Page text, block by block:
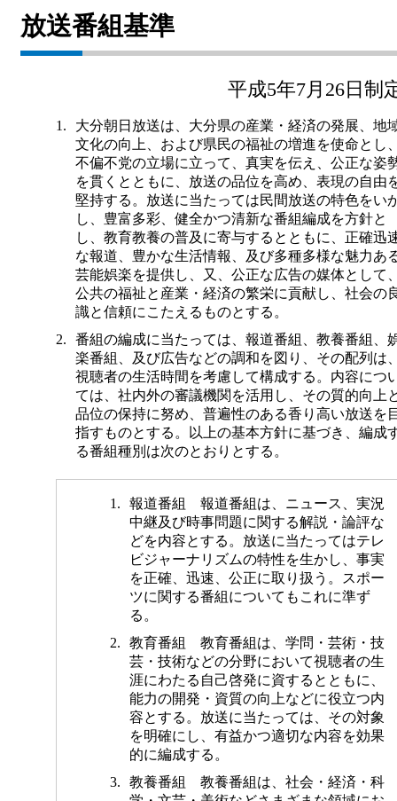
放送番組基準
平成5年7月26日制
大分朝日放送は、大分県の産業・経済の発展、地
文化の向上、および県民の福祉の増進を使命とし
不偏不党の立場に立って、真実を伝え、公正な姿
を貫くとともに、放送の品位を高め、表現の自由
堅持する。放送に当たっては民間放送の特色をい
し、豊富多彩、健全かつ清新な番組編成を方針と
し、教育教養の普及に寄与するとともに、正確迅
な報道、豊かな生活情報、及び多種多様な魅力あ
芸能娯楽を提供し、又、公正な広告の媒体として
公共の福祉と産業・経済の繁栄に貢献し、社会の
識と信頼にこたえるものとする。
番組の編成に当たっては、報道番組、教養番組、
楽番組、及び広告などの調和を図り、その配列は
視聴者の生活時間を考慮して構成する。内容につ
ては、社内外の審議機関を活用し、その質的向上
品位の保持に努め、普遍性のある香り高い放送を
指すものとする。以上の基本方針に基づき、編成
る番組種別は次のとおりとする。
報道番組 報道番組は、ニュース、実況
中継及び時事問題に関する解説・論評な
どを内容とする。放送に当たってはテレ
ビジャーナリズムの特性を生かし、事実
を正確、迅速、公正に取り扱う。スポー
ツに関する番組についてもこれに準ず
る。
教育番組 教育番組は、学問・芸術・技
芸・技術などの分野において視聴者の生
涯にわたる自己啓発に資するとともに、
能力の開発・資質の向上などに役立つ内
容とする。放送に当たっては、その対象
を明確にし、有益かつ適切な内容を効果
的に編成する。
教養番組 教養番組は、社会・経済・科
放送番組基準
青少年と放送
不法電波はいけません！
視聴データの取扱いについて
個人情報について
国民保護業務計画
特定商取引に関する法律による表示
後援申請
ご意見・ご感想